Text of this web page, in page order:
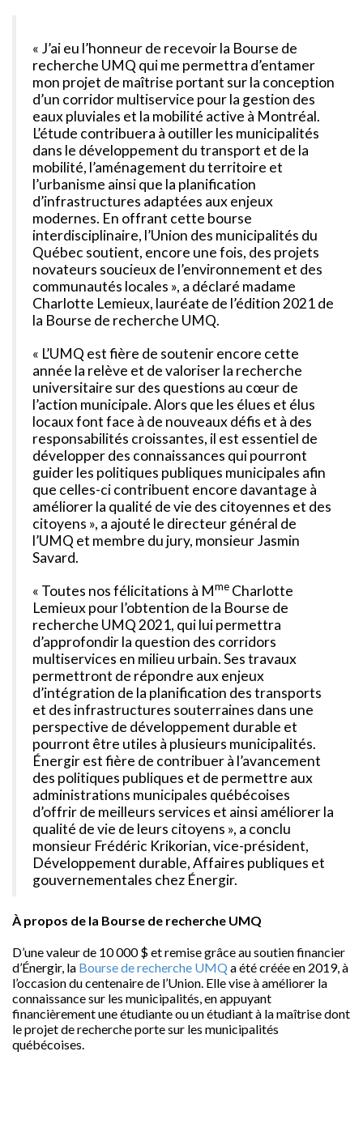
« J’ai eu l’honneur de recevoir la Bourse de
recherche UMQ qui me permettra d’entamer
mon projet de maîtrise portant sur la conception
d’un corridor multiservice pour la gestion des
eaux pluviales et la mobilité active à Montréal.
L’étude contribuera à outiller les municipalités
dans le développement du transport et de la
mobilité, l’aménagement du territoire et
l’urbanisme ainsi que la planification
d’infrastructures adaptées aux enjeux
modernes. En offrant cette bourse
interdisciplinaire, l’Union des municipalités du
Québec soutient, encore une fois, des projets
novateurs soucieux de l’environnement et des
communautés locales », a déclaré madame
Charlotte Lemieux, lauréate de l’édition 2021 de
la Bourse de recherche UMQ.
« L’UMQ est fière de soutenir encore cette
année la relève et de valoriser la recherche
universitaire sur des questions au cœur de
l’action municipale. Alors que les élues et élus
locaux font face à de nouveaux défis et à des
responsabilités croissantes, il est essentiel de
développer des connaissances qui pourront
guider les politiques publiques municipales afin
que celles-ci contribuent encore davantage à
améliorer la qualité de vie des citoyennes et des
citoyens », a ajouté le directeur général de
l’UMQ et membre du jury, monsieur Jasmin
Savard.
« Toutes nos félicitations à Mme Charlotte
Lemieux pour l’obtention de la Bourse de
recherche UMQ 2021, qui lui permettra
d’approfondir la question des corridors
multiservices en milieu urbain. Ses travaux
permettront de répondre aux enjeux
d’intégration de la planification des transports
et des infrastructures souterraines dans une
perspective de développement durable et
pourront être utiles à plusieurs municipalités.
Énergir est fière de contribuer à l’avancement
des politiques publiques et de permettre aux
administrations municipales québécoises
d’offrir de meilleurs services et ainsi améliorer la
qualité de vie de leurs citoyens », a conclu
monsieur Frédéric Krikorian, vice-président,
Développement durable, Affaires publiques et
gouvernementales chez Énergir.
À propos de la Bourse de recherche UMQ
D’une valeur de 10 000 $ et remise grâce au soutien financier
d’Énergir, la Bourse de recherche UMQ a été créée en 2019, à
l’occasion du centenaire de l’Union. Elle vise à améliorer la
connaissance sur les municipalités, en appuyant
financièrement une étudiante ou un étudiant à la maîtrise dont
le projet de recherche porte sur les municipalités
québécoises.